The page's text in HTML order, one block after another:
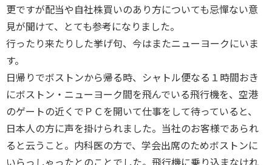
更ですが配当や自社株買いのあり方についても忌憚ない意
見が聞けて、とても参考になりました。
行ったり来たりした挙げ句、今はまたニューヨークにいま
す。
日帰りでボストンから帰る時、シャトル便なる１時間おき
にボストン・ニューヨーク間を飛んでいる飛行機を、空港
のゲートの近くでＰＣを開いて仕事をして待っていると、
日本人の方に声を掛けられました。当社のお客様であられ
ると云うこと。内科医の方で、学会出席のためボストンに